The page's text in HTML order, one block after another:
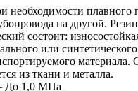
необходимости плавного
на другой.
состоит:
или
материала.
из ткани и металла.
До 1,0 МПа